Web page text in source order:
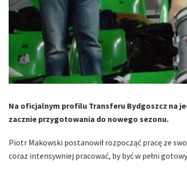
Na oficjalnym profilu Transferu Bydgoszcz na
zacznie przygotowania do nowego sezonu.
Piotr Makowski postanowił rozpocząć pracę ze
coraz intensywniej pracować, by być w pełni